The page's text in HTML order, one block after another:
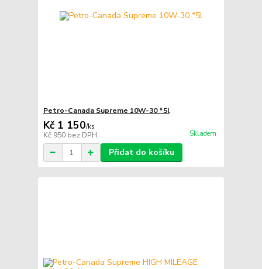
Petro-Canada Supreme 10W-30 *5l
Kč 1 150/ks
Kč 950 bez DPH Skladem
Přidat do košíku